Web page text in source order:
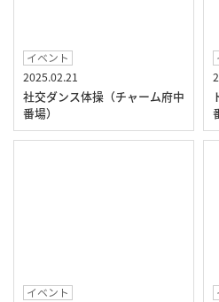
イベント
2025.02.21
社交ダンス体操（チャーム府中
番場）
イベント